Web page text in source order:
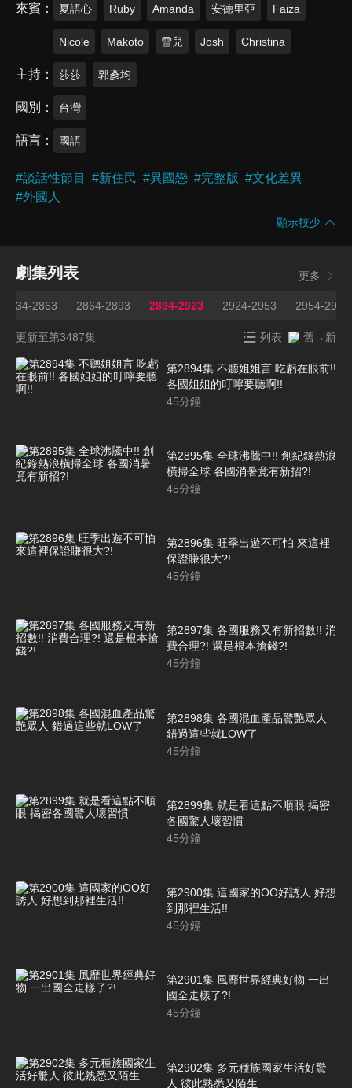
來賓 夏語心 Ruby Amanda 安德里亞 Faiza
Nicole Makoto 雪兒 Josh Christina
主持 莎莎 郭彥均
國別 台灣
語言 國語
#談話性節目 #新住民 #異國戀 #完整版 #文化差異
#外國人
顯示較少
劇集列表 更多
2834-2863 2864-2893 2894-2923 2924-2953 2954-2983
更新至第3487集 列表 舊→新
第2894集 不聽姐姐言 吃虧在眼前!!
各國姐姐的叮嚀要聽啊!!
45分鐘
第2895集 全球沸騰中!! 創紀錄熱浪
橫掃全球 各國消暑竟有新招?!
45分鐘
第2896集 旺季出遊不可怕 來這裡
保證賺很大?!
45分鐘
第2897集 各國服務又有新招數!! 消
費合理?! 還是根本搶錢?!
45分鐘
第2898集 各國混血產品驚艷眾人
錯過這些就LOW了
45分鐘
第2899集 就是看這點不順眼 揭密
各國驚人壞習慣
45分鐘
第2900集 這國家的OO好誘人 好想
到那裡生活!!
45分鐘
第2901集 風靡世界經典好物 一出
國全走樣了?!
45分鐘
第2902集 多元種族國家生活好驚
人 彼此熟悉又陌生